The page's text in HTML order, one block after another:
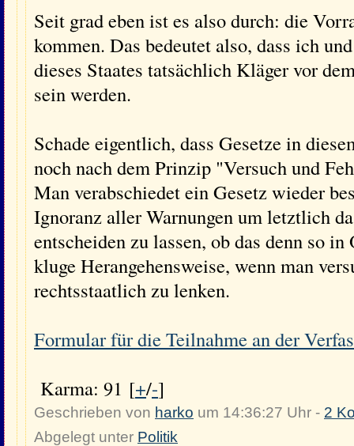
Seit grad eben ist es also durch: die
kommen. Das bedeutet also, dass ich
dieses Staates tatsächlich Kläger vor
sein werden.
Schade eigentlich, dass Gesetze in
noch nach dem Prinzip "Versuch und
Man verabschiedet ein Gesetz wieder
Ignoranz aller Warnungen um letztlich
entscheiden zu lassen, ob das denn so
kluge Herangehensweise, wenn man
rechtsstaatlich zu lenken.
Formular für die Teilnahme an der
Karma: 91 [+/-]
Geschrieben von harko um 14:36:27 Uhr - 2
Abgelegt unter Politik